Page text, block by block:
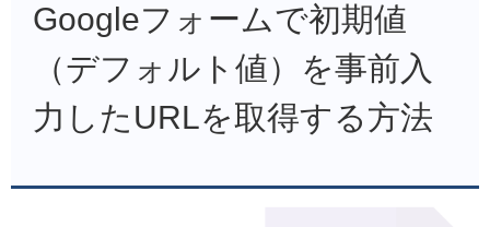
Googleフォームで初期値
（デフォルト値）を事前入
力したURLを取得する方法